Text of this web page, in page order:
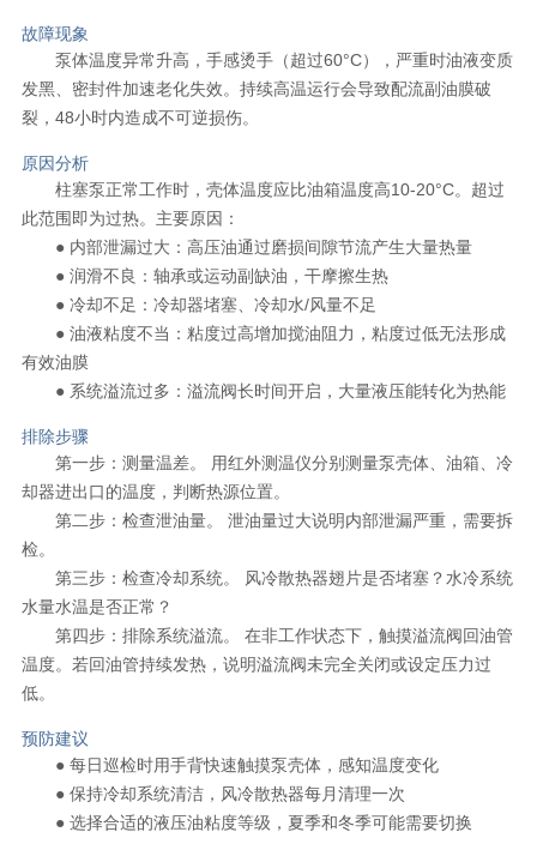
故障现象
泵体温度异常升高，手感烫手（超过60°C），严重时油液变质
发黑、密封件加速老化失效。持续高温运行会导致配流副油膜破
裂，48小时内造成不可逆损伤。
原因分析
柱塞泵正常工作时，壳体温度应比油箱温度高10-20°C。超过
此范围即为过热。主要原因：
● 内部泄漏过大：高压油通过磨损间隙节流产生大量热量
● 润滑不良：轴承或运动副缺油，干摩擦生热
● 冷却不足：冷却器堵塞、冷却水/风量不足
● 油液粘度不当：粘度过高增加搅油阻力，粘度过低无法形成
有效油膜
● 系统溢流过多：溢流阀长时间开启，大量液压能转化为热能
排除步骤
第一步：测量温差。 用红外测温仪分别测量泵壳体、油箱、冷
却器进出口的温度，判断热源位置。
第二步：检查泄油量。 泄油量过大说明内部泄漏严重，需要拆
检。
第三步：检查冷却系统。 风冷散热器翅片是否堵塞？水冷系统
水量水温是否正常？
第四步：排除系统溢流。 在非工作状态下，触摸溢流阀回油管
温度。若回油管持续发热，说明溢流阀未完全关闭或设定压力过
低。
预防建议
● 每日巡检时用手背快速触摸泵壳体，感知温度变化
● 保持冷却系统清洁，风冷散热器每月清理一次
● 选择合适的液压油粘度等级，夏季和冬季可能需要切换